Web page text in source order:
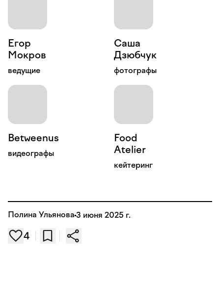
Егор
Мокров
ведущие
Саша
Дзюбчук
фотографы
видеографы
Food
Atelier
кейтеринг
Полина Ульянова 3 июня 2025 г.
4